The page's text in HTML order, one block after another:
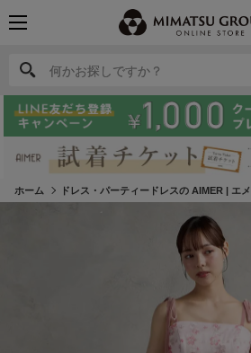
何かお探しですか？
何かお探しですか？
ホーム ドレス・パーティードレスの AIMER | エメ